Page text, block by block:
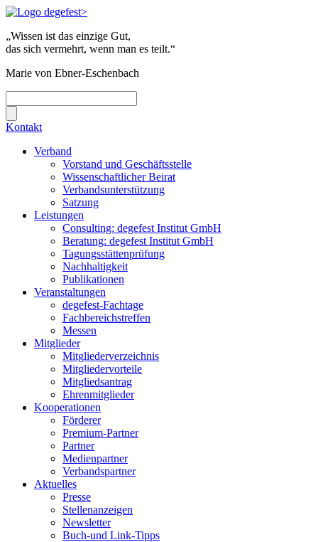
„Wissen ist das einzige Gut,
das sich vermehrt, wenn man es teilt.“
Marie von Ebner-Eschenbach
Kontakt
Verband
Vorstand und Geschäftsstelle
Wissenschaftlicher Beirat
Verbandsunterstützung
Satzung
Leistungen
Consulting: degefest Institut GmbH
Beratung: degefest Institut GmbH
Tagungsstättenprüfung
Nachhaltigkeit
Publikationen
Veranstaltungen
degefest-Fachtage
Fachbereichstreffen
Messen
Mitglieder
Mitgliederverzeichnis
Mitgliedervorteile
Mitgliedsantrag
Ehrenmitglieder
Kooperationen
Förderer
Premium-Partner
Partner
Medienpartner
Verbandspartner
Aktuelles
Presse
Stellenanzeigen
Newsletter
Buch-und Link-Tipps